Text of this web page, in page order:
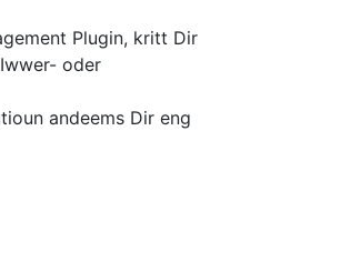
Plugin, kritt Dir
oder
andeems Dir eng